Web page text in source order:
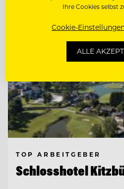
TOP ARBEITGEBER
Schlosshotel
Ihre Cookies selbst
Cookie-Einstellungen
ALLE